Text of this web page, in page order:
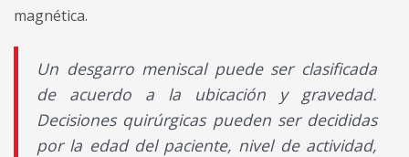
magnética.
Un desgarro meniscal puede ser clasificada
de acuerdo a la ubicación y gravedad.
Decisiones quirúrgicas pueden ser decididas
por la edad del paciente, nivel de actividad,